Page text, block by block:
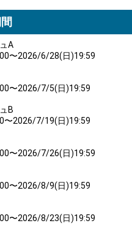
A
〜2026/6/28(日)19:59
〜2026/7/5(日)19:59
B
〜2026/7/19(日)19:59
〜2026/7/26(日)19:59
〜2026/8/9(日)19:59
〜2026/8/23(日)19:59